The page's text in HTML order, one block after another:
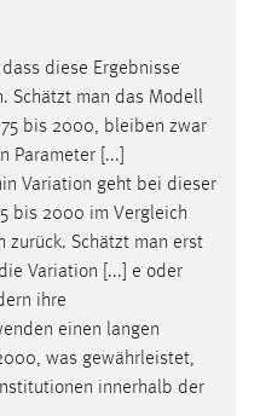
diese Ergebnisse
Schätzt man das Modell
bis 2000, bleiben zwar
Parameter [...]
Variation geht bei dieser
bis 2000 im Vergleich
zurück. Schätzt man erst
Variation [...] e oder
ihre
einen langen
was gewährleistet,
innerhalb der